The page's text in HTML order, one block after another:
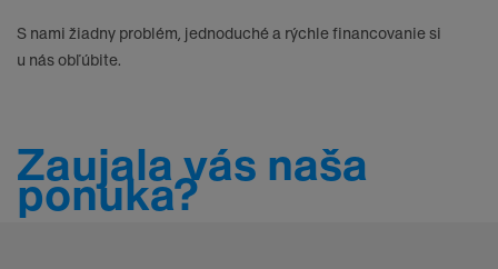
S nami žiadny problém, jednoduché a rýchle financovanie si
u nás obľúbite.
Zaujala vás naša
ponuka?